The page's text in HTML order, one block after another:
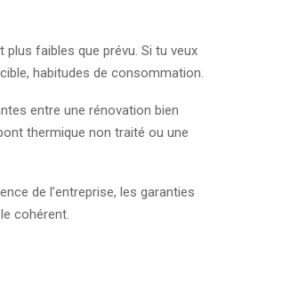
faibles que prévu. Si tu veux
habitudes de consommation.
entre une rénovation bien
thermique non traité ou une
de l’entreprise, les garanties
cohérent.